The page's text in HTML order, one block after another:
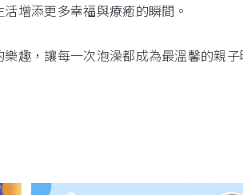
增添更多幸福與療癒的瞬間。
趣，讓每一次泡澡都成為最溫馨的親子